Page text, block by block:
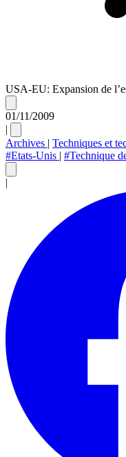
USA-EU: Expansion de
01/11/2009
|
Archives | Techniques et
#Etats-Unis | #Technique
|